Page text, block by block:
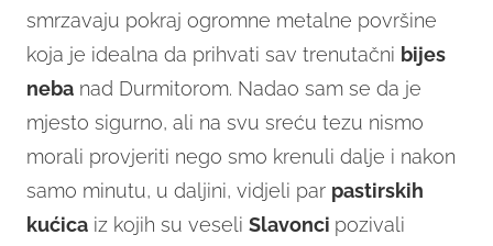
smrzavaju pokraj ogromne metalne površine
koja je idealna da prihvati sav trenutačni bijes
neba nad Durmitorom. Nadao sam se da je
mjesto sigurno, ali na svu sreću tezu nismo
morali provjeriti nego smo krenuli dalje i nakon
samo minutu, u daljini, vidjeli par pastirskih
kućica iz kojih su veseli Slavonci pozivali